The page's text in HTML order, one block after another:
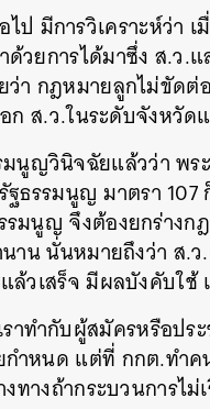
ป มีการวิเคราะห์ว่า
วยการได้มาซึ่ง ส.ว.
า กฎหมายลูกไม่ขัดต่
ก ส.ว.ในระดับจังหวัด
นูญวินิจฉัยแล้วว่า พ
ธรรมนูญ มาตรา 107
มนูญ จึงต้องยกร่าง
นาน นั่นหมายถึงว่า ส
ล้วเสร็จ มีผลบังคับใ
าทำกับผู้สมัครหรือปร
ำหนด แต่ที่ กกต.ทำค
งทางถ้ากระบวนการ